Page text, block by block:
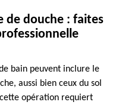
de douche : faites
bain peuvent inclure le
aussi bien ceux du sol
opération requiert